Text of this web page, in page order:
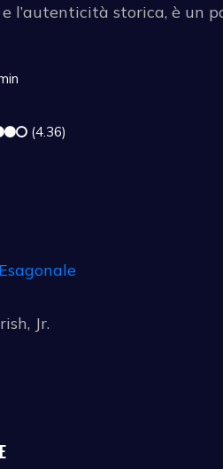
l’autenticità storica, è un
(4.36)
Jr.